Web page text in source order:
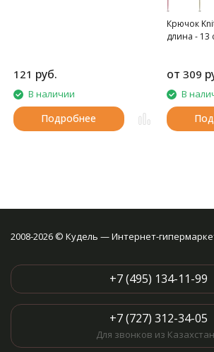
121 руб.
В наличии
Подробнее
Крючок
длина - 13
от 309
В
2008-2026 © Кудель — Интернет-
+7 (495) 134-11-99
+7 (727) 312-34-05
Для звонков из